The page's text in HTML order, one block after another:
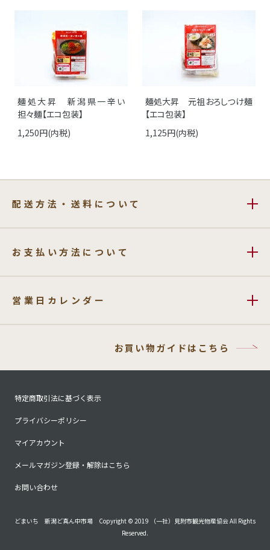
麺処大昇 新潟県一辛い
担々麺【エコ包装】
1,250円(内税)
麺処大昇 元祖おろしつけ麺
【エコ包装】
1,125円(内税)
配送方法・送料について
お支払い方法について
営業日カレンダー
お買い物ガイドはこちら
特定商取引法に基づく表示
プライバシーポリシー
マイアカウント
メールマガジン登録・解除はこちら
お問い合わせ
どまいち 新潟ど真ん中市場 Copyright © 2019 （一社）見附市観光物産協会 All Rights
Reserved.